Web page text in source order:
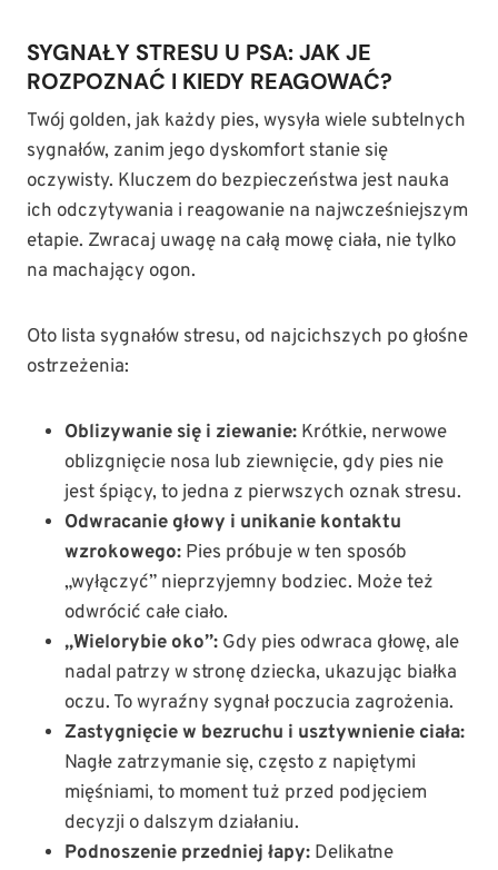
SYGNAŁY STRESU U PSA: JAK JE
ROZPOZNAĆ I KIEDY REAGOWAĆ?
Twój golden, jak każdy pies, wysyła wiele subtelnych
sygnałów, zanim jego dyskomfort stanie się
oczywisty. Kluczem do bezpieczeństwa jest nauka
ich odczytywania i reagowanie na najwcześniejszym
etapie. Zwracaj uwagę na całą mowę ciała, nie tylko
na machający ogon.
Oto lista sygnałów stresu, od najcichszych po głośne
ostrzeżenia:
Oblizywanie się i ziewanie: Krótkie, nerwowe
oblizgnięcie nosa lub ziewnięcie, gdy pies nie
jest śpiący, to jedna z pierwszych oznak stresu.
Odwracanie głowy i unikanie kontaktu
wzrokowego: Pies próbuje w ten sposób
„wyłączyć” nieprzyjemny bodziec. Może też
odwrócić całe ciało.
„Wielorybie oko”: Gdy pies odwraca głowę, ale
nadal patrzy w stronę dziecka, ukazując białka
oczu. To wyraźny sygnał poczucia zagrożenia.
Zastygnięcie w bezruchu i usztywnienie ciała:
Nagłe zatrzymanie się, często z napiętymi
mięśniami, to moment tuż przed podjęciem
decyzji o dalszym działaniu.
Podnoszenie przedniej łapy: Delikatne